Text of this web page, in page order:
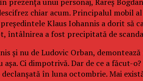
chiar acum. Principalul
Klaus Iohannis a dorit
întâlnirea a fost precipitată de
și nu de Ludovic Orban,
Ci dimpotrivă. Dar de ce a făcut-
în luna octombrie. Mai